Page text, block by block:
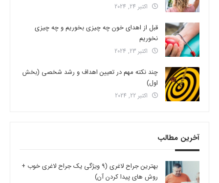
اکتبر 24, 2024
قبل از اهدای خون چه چیزی بخوریم و چه چیزی
نخوریم
اکتبر 23, 2024
چند نکته مهم در تعیین اهداف و رشد شخصی (بخش
اول)
اکتبر 22, 2024
آخرین مطالب
بهترین جراح لاغری (9 ویژگی یک جراح لاغری خوب +
روش های پیدا کردن آن)